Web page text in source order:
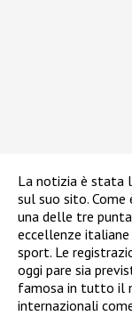
La notizia è stata
sul suo sito. Come
una delle tre
eccellenze
sport. Le
oggi pare sia
famosa in tutto il
internazionali